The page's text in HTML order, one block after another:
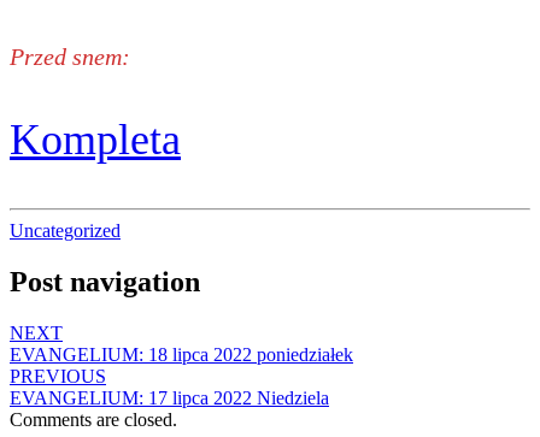
Przed snem:
Kompleta
Uncategorized
Post navigation
NEXT
EVANGELIUM: 18 lipca 2022 poniedziałek
PREVIOUS
EVANGELIUM: 17 lipca 2022 Niedziela
Comments are closed.